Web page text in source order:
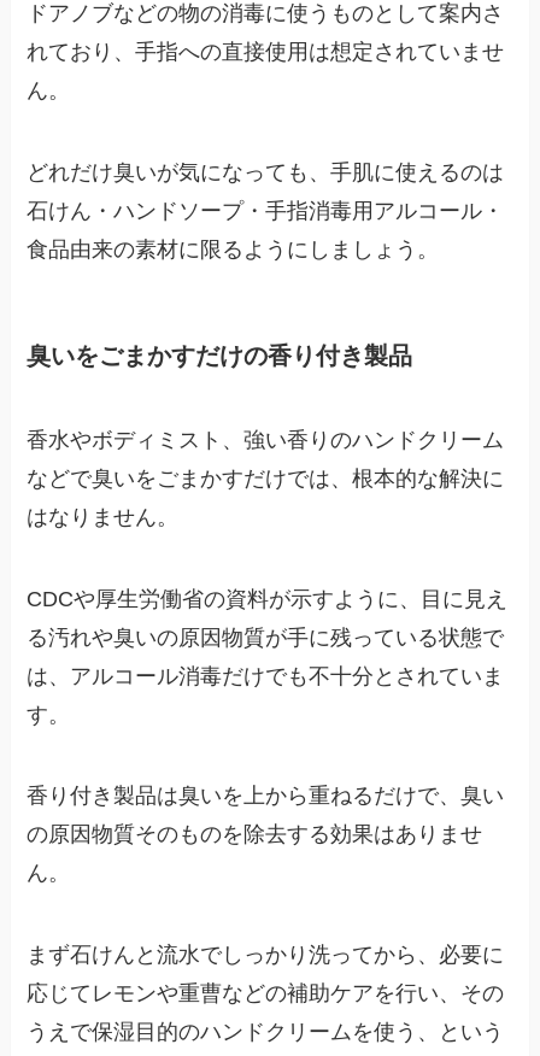
ドアノブなどの物の消毒に使うものとして案内さ
れており、手指への直接使用は想定されていませ
ん。
どれだけ臭いが気になっても、手肌に使えるのは
石けん・ハンドソープ・手指消毒用アルコール・
食品由来の素材に限るようにしましょう。
臭いをごまかすだけの香り付き製品
香水やボディミスト、強い香りのハンドクリーム
などで臭いをごまかすだけでは、根本的な解決に
はなりません。
CDCや厚生労働省の資料が示すように、目に見え
る汚れや臭いの原因物質が手に残っている状態で
は、アルコール消毒だけでも不十分とされていま
す。
香り付き製品は臭いを上から重ねるだけで、臭い
の原因物質そのものを除去する効果はありませ
ん。
まず石けんと流水でしっかり洗ってから、必要に
応じてレモンや重曹などの補助ケアを行い、その
うえで保湿目的のハンドクリームを使う、という